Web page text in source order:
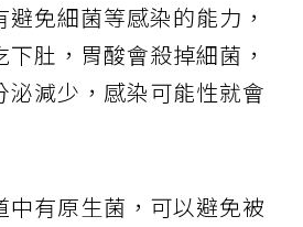
免細菌等感染的能力，
肚，胃酸會殺掉細菌，
泌減少，感染可能性就會
中有原生菌，可以避免被